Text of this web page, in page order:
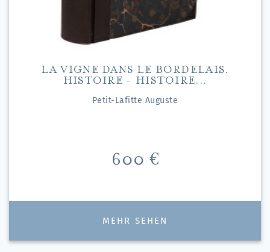
LA VIGNE DANS LE BORDELAIS.
HISTOIRE - HISTOIRE...
Petit-Lafitte Auguste
Preis
600 €
MEHR SEHEN